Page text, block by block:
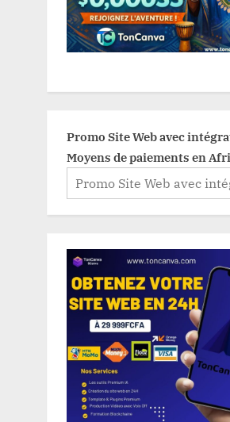
Promo Site Web avec
Moyens de paiements en